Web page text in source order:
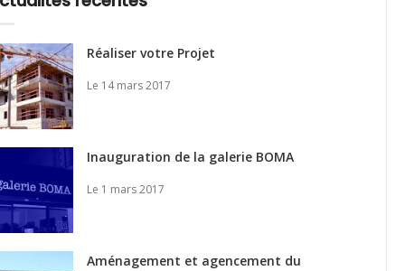
Réaliser votre Projet
Le 14 mars 2017
Inauguration de la galerie BOMA
Le 1 mars 2017
Aménagement et agencement du